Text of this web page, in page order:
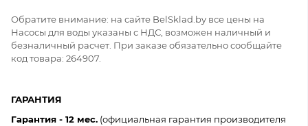
Обратите внимание: на сайте BelSklad.by все цены на
Насосы для воды указаны с НДС, возможен наличный и
безналичный расчет. При заказе обязательно сообщайте
код товара: 264907.
ГАРАНТИЯ
Гарантия - 12 мес. (официальная гарантия производителя